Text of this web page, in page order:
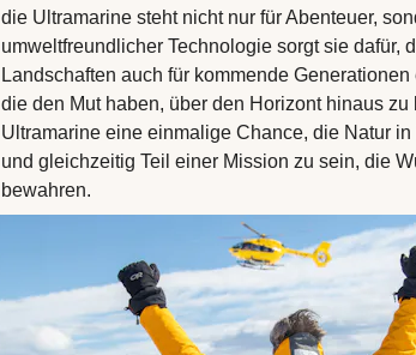
die Ultramarine steht nicht nur für Abenteuer,
umweltfreundlicher Technologie sorgt sie dafür,
Landschaften auch für kommende
die den Mut haben, über den Horizont hinaus
Ultramarine eine einmalige Chance, die Natur
und gleichzeitig Teil einer Mission zu sein, die
bewahren.